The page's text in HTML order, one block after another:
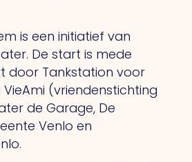
is een initiatief van
De start is mede
door Tankstation voor
VieAmi (vriendenstichting
de Garage, De
Venlo en